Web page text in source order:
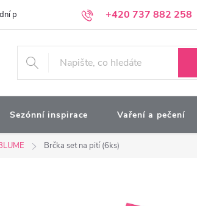
+420 737 882 258
podmínky Podmínky ochrany osobních údajů
Sezónní inspirace Vaření a pečení
Brčka set na pití (6ks)